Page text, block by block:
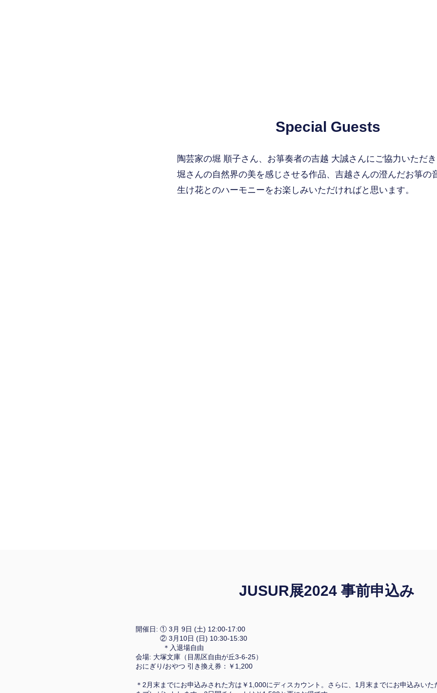
Special Guests
陶芸家の堀 順子さん、お箏奏者の吉越 大誠さんにご協力いただ
堀さんの自然界の美を感じさせる作品、吉越さんの澄んだお箏の
生け花とのハーモニーをお楽しみいただければと思います。
JUSUR展2024 事前申込み
開催日: ① 3月 9日 (土) 12:00-17:00
② 3月10日 (日) 10:30-15:30
＊入退場自由
会場: 大塚文庫（目黒区自由が丘3-6-25）
おにぎり/おやつ 引き換え券：￥1,200
＊2月末までにお申込みされた方は￥1,000にディスカウント。さらに、1月末までにお申込みい